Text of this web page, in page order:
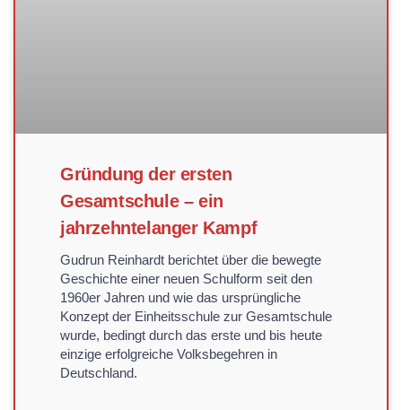
Gründung der ersten
Gesamtschule – ein
jahrzehntelanger Kampf
Gudrun Reinhardt berichtet über die bewegte
Geschichte einer neuen Schulform seit den
1960er Jahren und wie das ursprüngliche
Konzept der Einheitsschule zur Gesamtschule
wurde, bedingt durch das erste und bis heute
einzige erfolgreiche Volksbegehren in
Deutschland.